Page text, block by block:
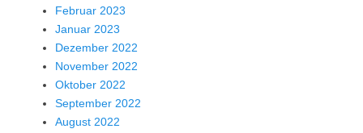
Februar 2023
Januar 2023
Dezember 2022
November 2022
Oktober 2022
September 2022
August 2022